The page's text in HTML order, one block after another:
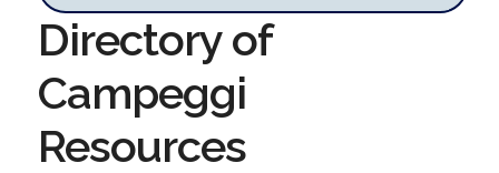
Directory of
Campeggi
Resources